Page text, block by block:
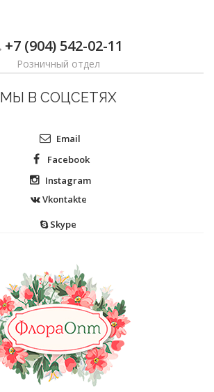
+7 (904) 542-02-11
Розничный отдел
МЫ В СОЦСЕТЯХ
Email
Facebook
Instagram
Vkontakte
Skype